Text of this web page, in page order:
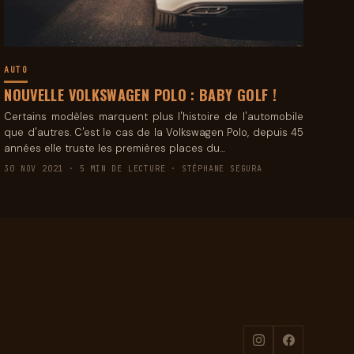
AUTO
NOUVELLE VOLKSWAGEN POLO : BABY GOLF !
Certains modèles marquent plus l'histoire de l'automobile
que d'autres. C'est le cas de la Volkswagen Polo, depuis 45
années elle truste les premières places du…
30 NOV 2021 · 5 MIN DE LECTURE · STÉPHANE SEGURA